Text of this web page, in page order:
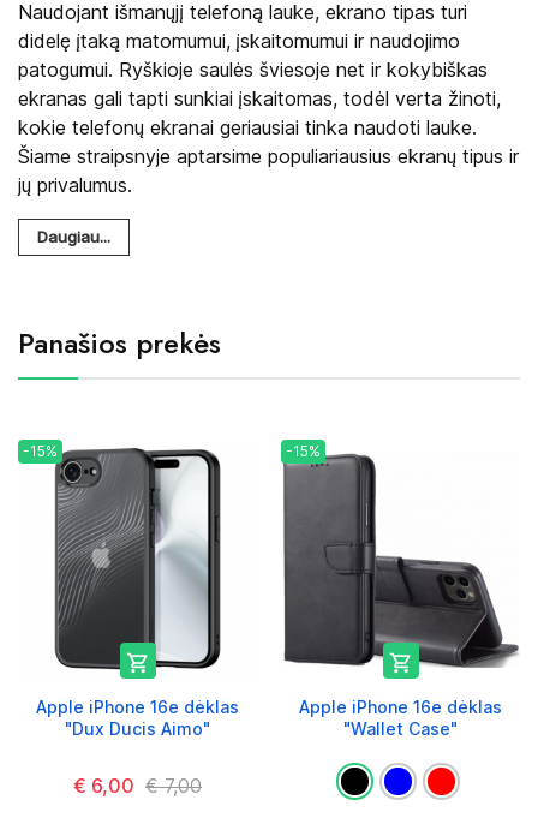
Naudojant išmanųjį telefoną lauke, ekrano tipas turi
didelę įtaką matomumui, įskaitomumui ir naudojimo
patogumui. Ryškioje saulės šviesoje net ir kokybiškas
ekranas gali tapti sunkiai įskaitomas, todėl verta žinoti,
kokie telefonų ekranai geriausiai tinka naudoti lauke.
Šiame straipsnyje aptarsime populiariausius ekranų tipus ir
jų privalumus.
Daugiau...
Panašios prekės
-15%

Apple iPhone 16e dėklas
"Dux Ducis Aimo"
€ 6,00 € 7,00
-15%

Apple iPhone 16e dėklas
"Wallet Case"